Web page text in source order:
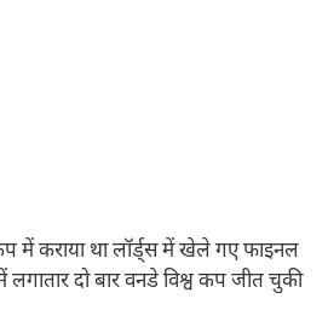
में कराया था लॉर्ड्स में खेले गए फाइनल
दो बार वनडे विश्व कप जीत चुकी